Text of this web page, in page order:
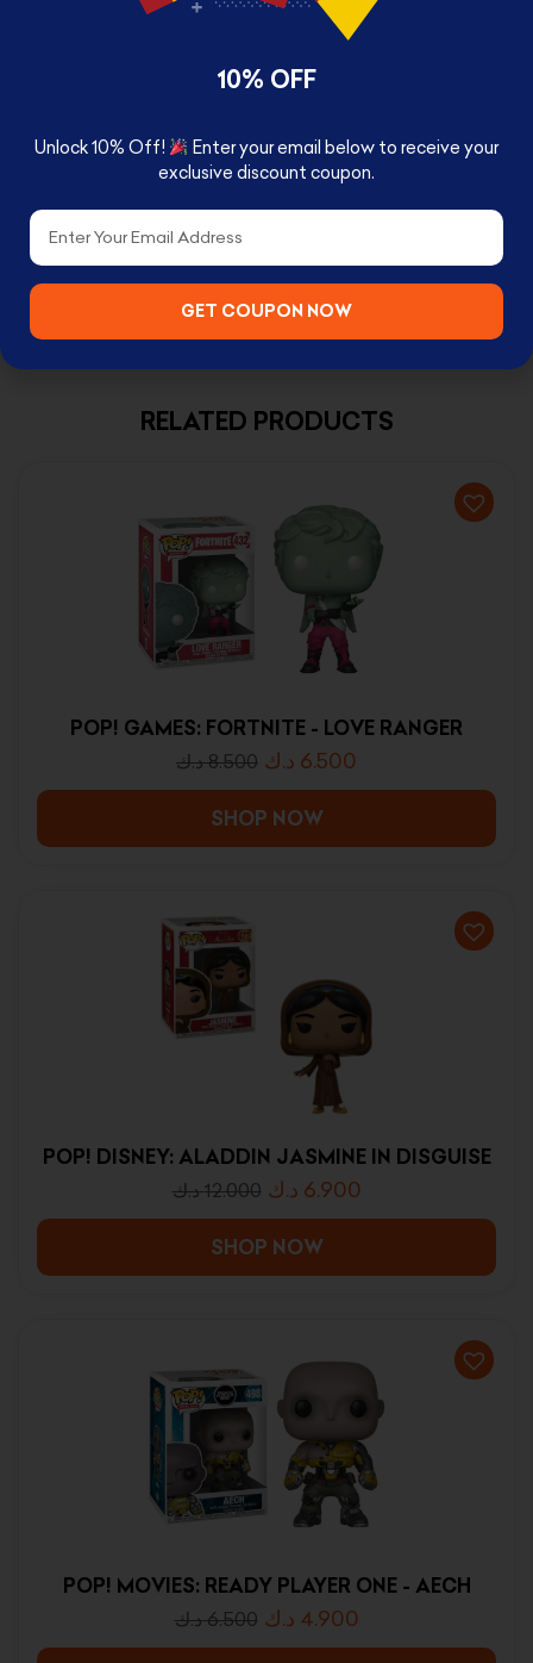
DESCRIPTION
Pop! Crystal Barbie
RELATED PRODUCTS
POP! GAMES: FORTNITE - LOVE RANGER
8.500 د.ك 6.500 د.ك
SHOP NOW
POP! DISNEY: ALADDIN JASMINE IN DISGUISE
12.000 د.ك 6.900 د.ك
SHOP NOW
POP! MOVIES: READY PLAYER ONE - AECH
6.500 د.ك 4.900 د.ك
10% OFF
Unlock 10% Off!
Enter your email below to receive your
exclusive discount coupon.
Email
GET COUPON NOW